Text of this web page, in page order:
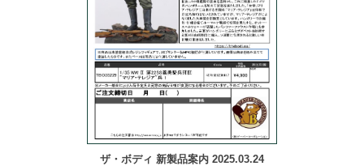
ザ・ボディ 新製品案内 2025.03.24